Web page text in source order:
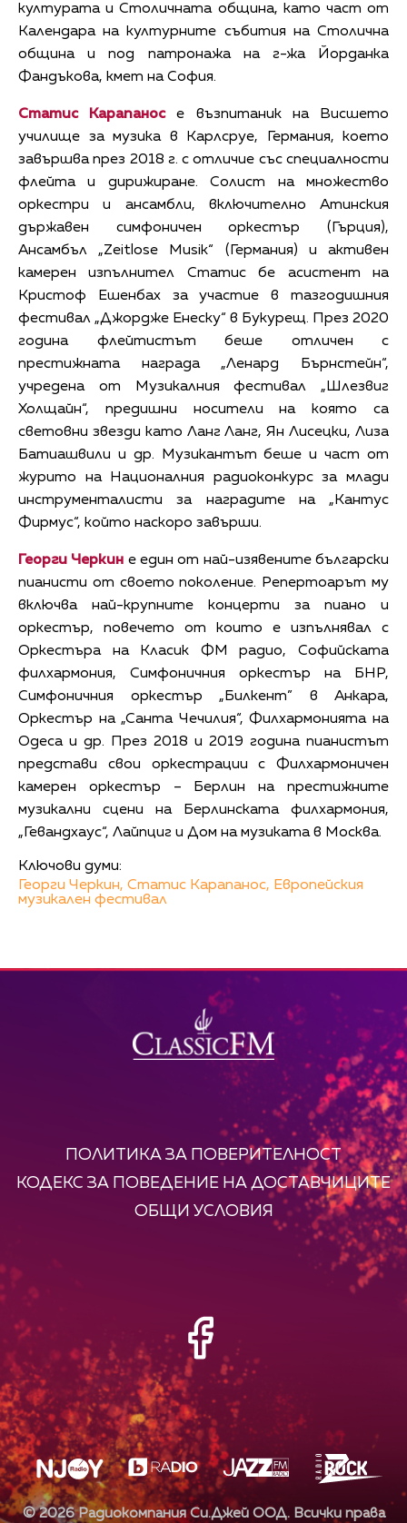
културата и Столичната община, като част от
Календара на културните събития на Столична
община и под патронажа на г-жа Йорданка
Фандъкова, кмет на София.
Статис Карапаносе възпитаник на Висшето
училище за музика в Карлсруе, Германия, което
завършва през 2018 г. с отличие със специалности
флейта и дирижиране. Солист на множество
оркестри и ансамбли, включително Атинския
държавен симфоничен оркестър (Гърция),
Ансамбъл „Zeitlose Musik“ (Германия) и активен
камерен изпълнител Статис бе асистент на
Кристоф Ешенбах за участие в тазгодишния
фестивал „Джордже Енеску“ в Букурещ. През 2020
година флейтистът беше отличен с
престижната награда „Ленард Бърнстейн“,
учредена от Музикалния фестивал „Шлезвиг
Холщайн“, предишни носители на която са
световни звезди като Ланг Ланг, Ян Лисецки, Лиза
Батиашвили и др. Музикантът беше и част от
журито на Националния радиоконкурс за млади
инструменталисти за наградите на „Кантус
Фирмус“, който наскоро завърши.
Георги Черкин е един от най-изявените български
пианисти от своето поколение. Репертоарът му
включва най-крупните концерти за пиано и
оркестър, повечето от които е изпълнявал с
Оркестъра на Класик ФМ радио, Софийската
филхармония, Симфоничния оркестър на БНР,
Симфоничния оркестър „Билкент” в Анкара,
Оркестър на „Санта Чечилия“, Филхармонията на
Одеса и др. През 2018 и 2019 година пианистът
представи свои оркестрации с Филхармоничен
камерен оркестър – Берлин на престижните
музикални сцени на Берлинската филхармония,
„Гевандхаус“, Лайпциг и Дом на музиката в Москва.
Ключови думи:
Георги Черкин, Статис Карапанос, Европейския
музикален фестивал
ПОЛИТИКА ЗА ПОВЕРИТЕЛНОСТ
КОДЕКС ЗА ПОВЕДЕНИЕ НА ДОСТАВЧИЦИТЕ
ОБЩИ УСЛОВИЯ
©2026Радиокомпания Си.Джей ООД. Всички права